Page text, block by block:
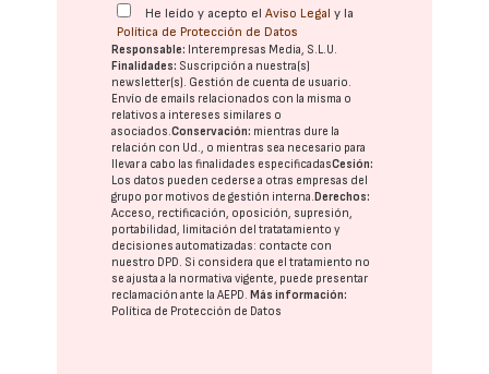
He leído y acepto elAviso Legal y la
Política de Protección de Datos
Responsable: Interempresas Media, S.L.U.
Finalidades: Suscripción a nuestra(s)
newsletter(s). Gestión de cuenta de usuario.
Envío de emails relacionados con la misma o
relativos a intereses similares o
asociados.Conservación: mientras dure la
relación con Ud., o mientras sea necesario para
llevar a cabo las finalidades especificadasCesión:
Los datos pueden cederse a otras empresas del
grupo por motivos de gestión interna. Derechos:
Acceso, rectificación, oposición, supresión,
portabilidad, limitación del tratatamiento y
decisiones automatizadas: contacte con
nuestro DPD. Si considera que el tratamiento no
se ajusta a la normativa vigente, puede presentar
reclamación ante laAEPD. Más información:
Política de Protección de Datos